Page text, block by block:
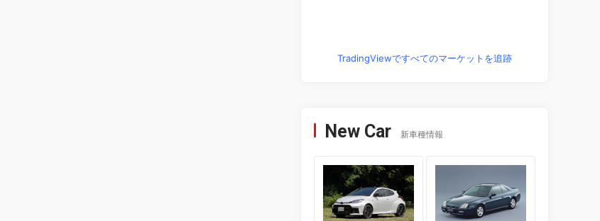
TradingViewですべてのマーケットを追跡
New Car 新車種情報